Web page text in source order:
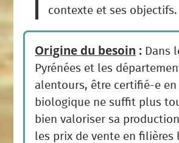
contexte et ses objectifs.
Origine du besoin : Dans
Pyrénées et les
alentours, être certifié-e
biologique ne suffit plus
bien valoriser sa
les prix de vente en filières